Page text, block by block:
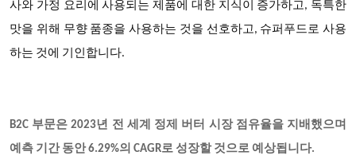
사와 가정 요리에 사용되는 제품에 대한 지식이 증가하고, 독특한
맛을 위해 무향 품종을 사용하는 것을 선호하고, 슈퍼푸드로 사용
하는 것에 기인합니다.
B2C 부문은 2023년 전 세계 정제 버터 시장 점유율을 지배했으며
예측 기간 동안 6.29%의 CAGR로 성장할 것으로 예상됩니다.